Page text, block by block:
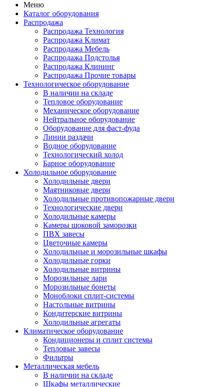
Меню
Каталог оборудования
Распродажа
Распродажа Технология
Распродажа Климат
Распродажа Мебель
Распродажа Подстолья
Распродажа Клининг
Распродажа Прочие товары
Технологическое оборудование
В наличии на складе
Тепловое оборудование
Механическое оборудование
Нейтральное оборудование
Оборудование для фаст-фуда
Линии раздачи
Водное оборудование
Технологический холод
Барное оборудование
Холодильное оборудование
Холодильные двери
Маятниковые двери
Холодильные противопожарные двери
Технологические двери
Холодильные камеры
Камеры шоковой заморозки
ПВХ завесы
Цветочные камеры
Холодильные и морозильные шкафы
Холодильные горки
Холодильные витрины
Морозильные лари
Морозильные бонеты
Моноблоки сплит-системы
Настольные витрины
Кондитерские витрины
Холодильные агрегаты
Климатическое оборудование
Кондиционеры и сплит системы
Тепловые завесы
Фильтры
Металлическая мебель
В наличии на складе
Шкафы металлические